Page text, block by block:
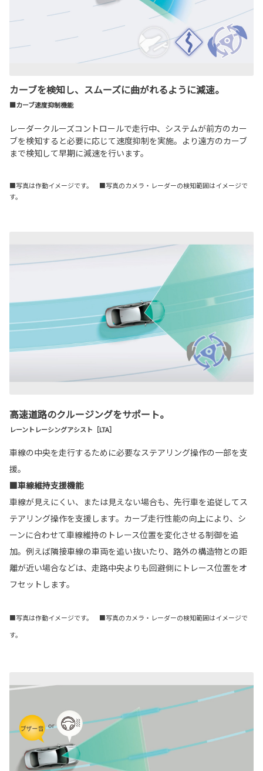
カーブを検知し、スムーズに曲がれるように減速。
■カーブ速度抑制機能
レーダークルーズコントロールで走行中、システムが前方のカー
ブを検知すると必要に応じて速度抑制を実施。より遠方のカーブ
まで検知して早期に減速を行います。
■写真は作動イメージです。 ■写真のカメラ・レーダーの検知範囲はイメージで
す。
高速道路のクルージングをサポート。
レーントレーシングアシスト［LTA］
車線の中央を走行するために必要なステアリング操作の一部を支
援。
■車線維持支援機能
車線が見えにくい、または見えない場合も、先行車を追従してス
テアリング操作を支援します。カーブ走行性能の向上により、シ
ーンに合わせて車線維持のトレース位置を変化させる制御を追
加。例えば隣接車線の車両を追い抜いたり、路外の構造物との距
離が近い場合などは、走路中央よりも回避側にトレース位置をオ
フセットします。
■写真は作動イメージです。 ■写真のカメラ・レーダーの検知範囲はイメージで
す。